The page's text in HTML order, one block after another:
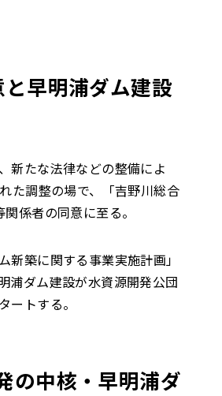
早明浦ダム建設
新たな法律などの整備によ
た調整の場で、「吉野川総合
係者の同意に至る。
新築に関する事業実施計画」
浦ダム建設が水資源開発公団
ートする。
の中核・早明浦ダ